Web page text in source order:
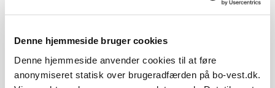
Denne hjemmeside bruger cookies
Denne hjemmeside anvender cookies til at føre
anonymiseret statisk over brugeradfærden på bo-vest.dk.